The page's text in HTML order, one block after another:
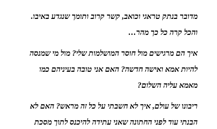
מדובר בנתק טראגי וכואב, קשר קרוב ותומך שנגדע באיבו.
והכל קרה כל כך מהר…
איך הם מרגישים מול חוסר המושלמות שלי? מול מי שמנסה
להיות אמא ואישה חדשה? האם אני טובה בעיניהם כמו
מאמא עליה השלום?
ריבונו של עולם, איך לא חשבתי על כל זה מראש? האם לא
הבנתי עוד לפני החתונה שאני עתידה להיכנס לתוך מסכת